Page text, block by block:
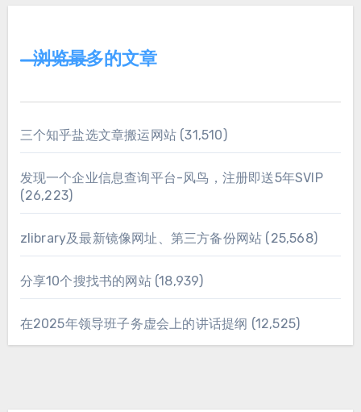
浏览最多的文章
三个知乎盐选文章搬运网站 (31,510)
发现一个企业信息查询平台-风鸟，注册即送5年SVIP
(26,223)
zlibrary及最新镜像网址、第三方备份网站 (25,568)
分享10个搜找书的网站 (18,939)
在2025年领导班子务虚会上的讲话提纲 (12,525)